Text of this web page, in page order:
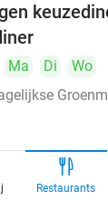
Ma Di
Wo
Restaurants